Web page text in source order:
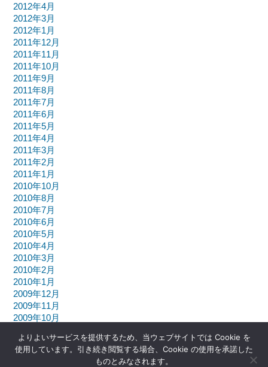
2012年4月
2012年3月
2012年1月
2011年12月
2011年11月
2011年10月
2011年9月
2011年8月
2011年7月
2011年6月
2011年5月
2011年4月
2011年3月
2011年2月
2011年1月
2010年10月
2010年8月
2010年7月
2010年6月
2010年5月
2010年4月
2010年3月
2010年2月
2010年1月
2009年12月
2009年11月
2009年10月
よりよいサービスを提供するため、当ウェブサイトでは Cookie を
使用しています。引き続き閲覧する場合、Cookie の使用を承諾した
ものとみなされます。